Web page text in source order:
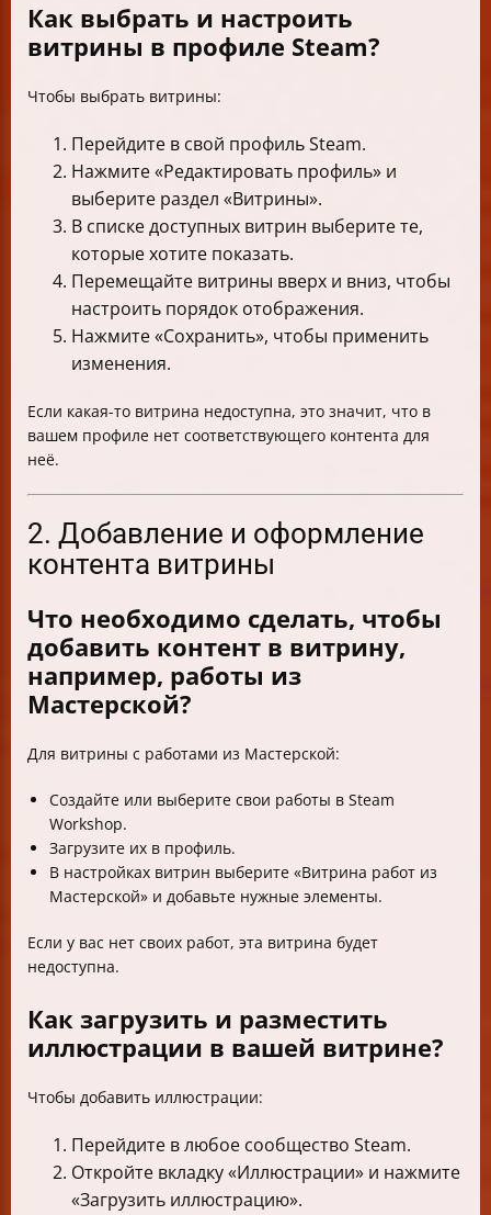
Как выбрать и настроить
витрины в профиле Steam?
Чтобы выбрать витрины:
Перейдите в свой профиль Steam.
Нажмите «Редактировать профиль» и
выберите раздел «Витрины».
В списке доступных витрин выберите те,
которые хотите показать.
Перемещайте витрины вверх и вниз, чтобы
настроить порядок отображения.
Нажмите «Сохранить», чтобы применить
изменения.
Если какая-то витрина недоступна, это значит, что в
вашем профиле нет соответствующего контента для
неё.
2. Добавление и оформление
контента витрины
Что необходимо сделать, чтобы
добавить контент в витрину,
например, работы из
Мастерской?
Для витрины с работами из Мастерской:
Создайте или выберите свои работы в Steam
Workshop.
Загрузите их в профиль.
В настройках витрин выберите «Витрина работ из
Мастерской» и добавьте нужные элементы.
Если у вас нет своих работ, эта витрина будет
недоступна.
Как загрузить и разместить
иллюстрации в вашей витрине?
Чтобы добавить иллюстрации:
Перейдите в любое сообщество Steam.
Откройте вкладку «Иллюстрации» и нажмите
«Загрузить иллюстрацию».